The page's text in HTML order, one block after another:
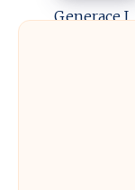
Octavia: